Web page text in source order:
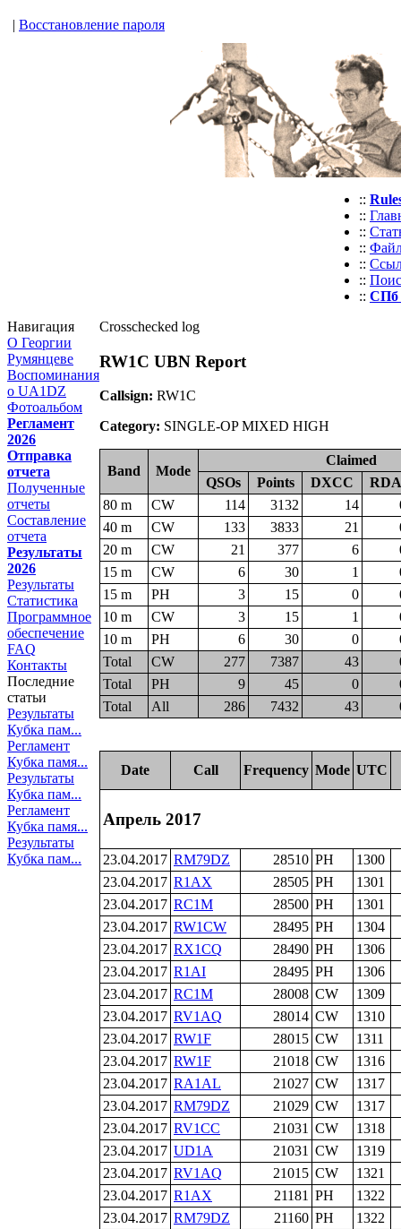
| Восстановление пароля
::
::
::
::
::
::
:: СПб
Навигация
О Георгии
Румянцеве
Воспоминания
о UA1DZ
Фотоальбом
Регламент
2026
Отправка
отчета
Полученные
отчеты
Составление
отчета
Результаты
2026
Результаты
Статистика
Программное
обеспечение
FAQ
Контакты
Последние
статьи
Результаты
Кубка пам...
Регламент
Кубка памя...
Результаты
Кубка пам...
Регламент
Кубка памя...
Результаты
Кубка пам...
Crosschecked log
RW1C UBN Report
Callsign: RW1C
Category: SINGLE-OP MIXED HIGH
Band Mode
Claimed
QSOs
Points DXCC
RDA
80 m
CW 114 3132 14
40 m
CW 133 3833 21
20 m
CW 21 377 6
15 m
CW 6 30 1
15 m
PH 3 15 0
10 m
CW 3 15 1
10 m
PH 6 30 0
Total
CW 277 7387 43
Total
PH 9 45 0
Total
All 286 7432 43
Date Call Frequency Mode UTC
Апрель 2017
23.04.2017 RM79DZ 28510 PH
1300
23.04.2017 R1AX 28505 PH
1301
23.04.2017 RC1M 28500 PH
1301
23.04.2017 RW1CW 28495 PH
1304
23.04.2017 RX1CQ 28490 PH
1306
23.04.2017 R1AI 28495 PH
1306
23.04.2017 RC1M 28008 CW
1309
23.04.2017 RV1AQ 28014 CW
1310
23.04.2017 RW1F 28015 CW
1311
23.04.2017 RW1F 21018 CW
1316
23.04.2017 RA1AL 21027 CW
1317
23.04.2017 RM79DZ 21029 CW
1317
23.04.2017 RV1CC 21031 CW
1318
23.04.2017 UD1A 21031 CW
1319
23.04.2017 RV1AQ 21015 CW
1321
23.04.2017 R1AX 21181 PH
1322
23.04.2017 RM79DZ 21160 PH
1322